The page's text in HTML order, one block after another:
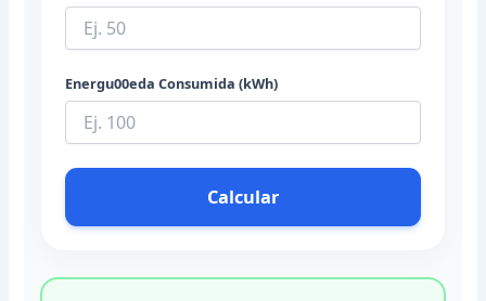
Energu00eda Consumida (kWh)
Calcular